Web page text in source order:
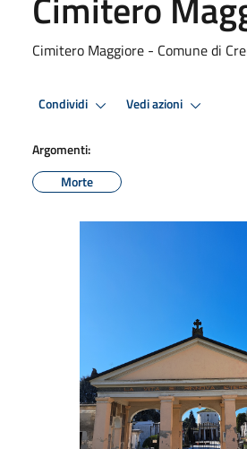
Cimitero Maggiore - Comune di
Condividi Vedi azioni
Argomenti:
Morte